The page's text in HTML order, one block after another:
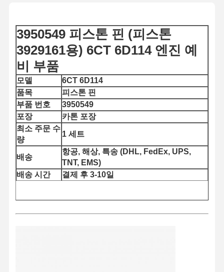
3950549 피스톤 핀 (피스톤
3929161용) 6CT 6D114 엔진 예
비 부품
모델
6CT 6D114
품목
피스톤 핀
부품 번호
3950549
포장
카톤 포장
최소 주문 수
량
1 세트
배송
항공, 해상, 특송 (DHL, FedEx, UPS,
TNT, EMS)
배송 시간
결제 후 3-10일